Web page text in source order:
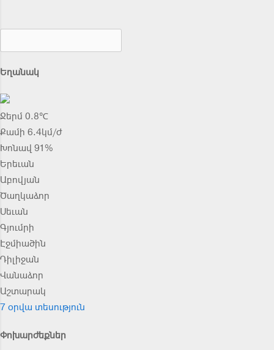
Եղանակ
Ջերմ 0.8℃
Քամի 6.4կմ/ժ
Խոնավ 91%
Երեւան
Աբովյան
Ծաղկաձոր
Սեւան
Գյումրի
Էջմիածին
Դիլիջան
Վանաձոր
Աշտարակ
7 օրվա տեսություն
Փոխարժեքներ